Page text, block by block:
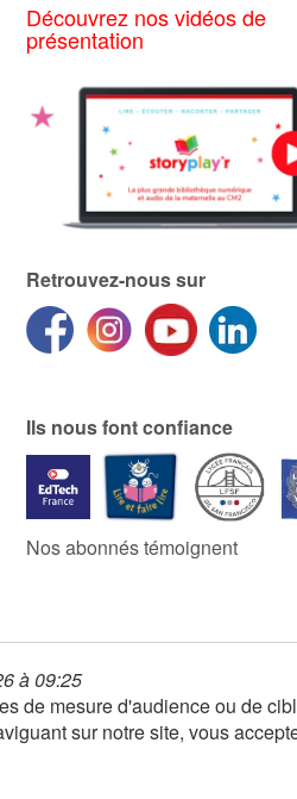
Découvrez nos vidéos de
présentation
Retrouvez-nous sur
Ils nous font confiance
Nos abonnés témoignent
à 09:25
de mesure d'audience ou de
sur notre site, vous